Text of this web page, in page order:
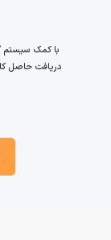
با کمک سیستم
دریافت حاصل